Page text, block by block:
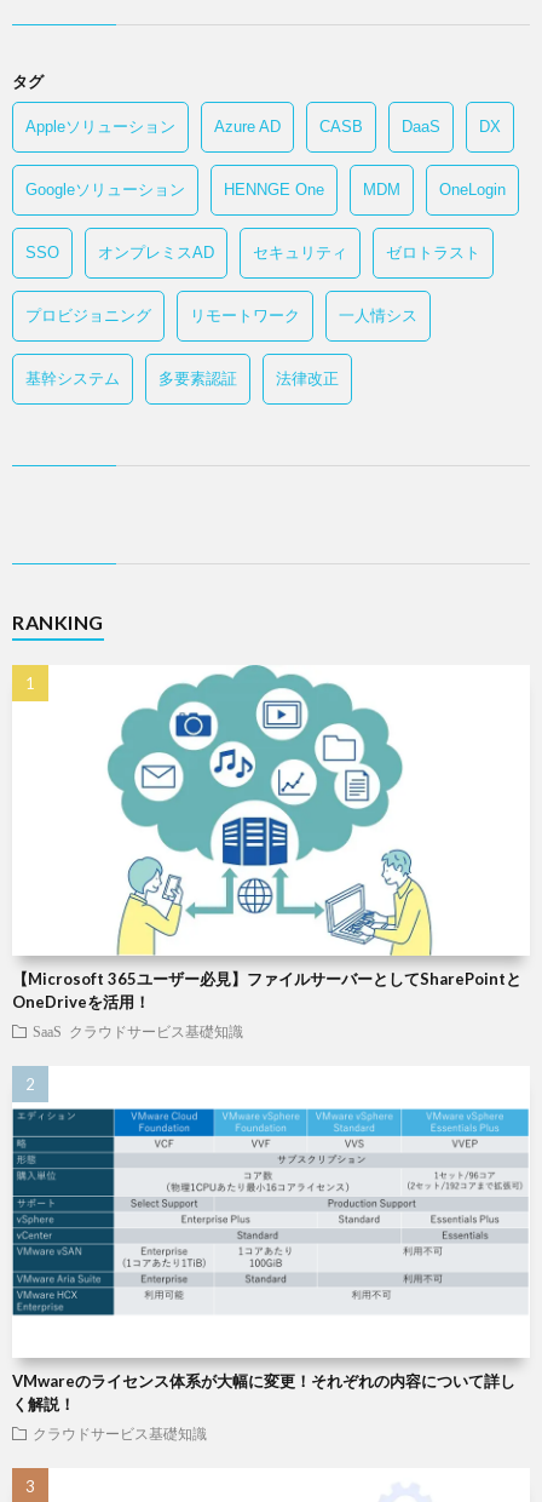
タグ
Appleソリューション Azure AD CASB DaaS DX
Googleソリューション HENNGE One MDM OneLogin
SSO オンプレミスAD セキュリティ ゼロトラスト
プロビジョニング リモートワーク 一人情シス
基幹システム 多要素認証 法律改正
RANKING
【Microsoft 365ユーザー必見】ファイルサーバーとしてSharePointと
OneDriveを活用！
SaaS クラウドサービス基礎知識
VMwareのライセンス体系が大幅に変更！それぞれの内容について詳し
く解説！
クラウドサービス基礎知識